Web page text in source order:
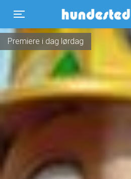
Toggle navigation
Hundested Kino
Premiere i dag lørdag